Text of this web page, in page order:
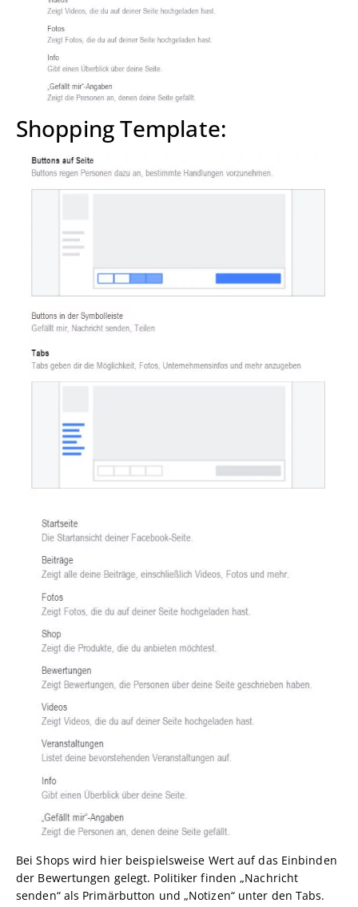
Shopping Template:
Bei Shops wird hier beispielsweise Wert auf das Einbinden
der Bewertungen gelegt. Politiker finden „Nachricht
senden“ als Primärbutton und „Notizen“ unter den Tabs.